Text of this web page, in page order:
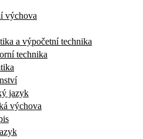
výchova
a výpočetní technika
technika
jazyk
výchova